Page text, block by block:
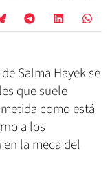
Salma Hayek se
que suele
como está
a los
la meca del